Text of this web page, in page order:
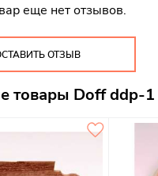
еще нет отзывов.
ОТЗЫВ
товары Doff ddp-1